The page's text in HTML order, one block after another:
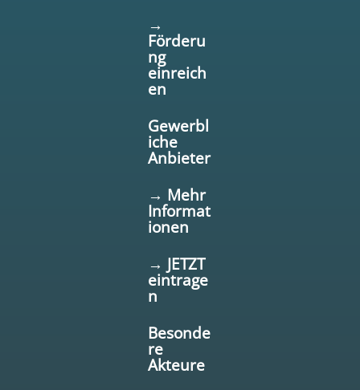
→
Förderu
ng
einreich
en
Gewerbl
iche
Anbieter
→ Mehr
Informat
ionen
→ JETZT
eintrage
n
Besonde
re
Akteure